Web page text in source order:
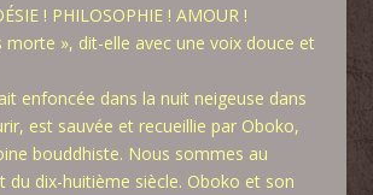
! PHILOSOPHIE ! AMOUR !
morte », dit-elle avec une voix douce et
enfoncée dans la nuit neigeuse dans
est sauvée et recueillie par Oboko,
bouddhiste. Nous sommes au
du dix-huitième siècle. Oboko et son